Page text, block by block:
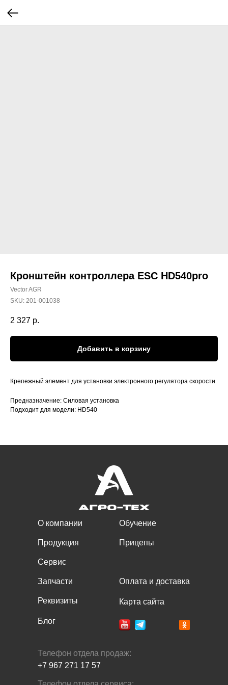
Кронштейн контроллера ESC HD540pro
Vector AGR
SKU: 201-001038
2 327 р.
Добавить в корзину
Крепежный элемент для установки электронного регулятора скорости
Предназначение: Силовая установка
Подходит для модели: HD540
О компании
Продукция
Сервис
Реквизиты
Блог
Запчасти
Обучение
Прицепы
Оплата и доставка
Карта сайта
Телефон отдела продаж:
+7 967 271 17 57